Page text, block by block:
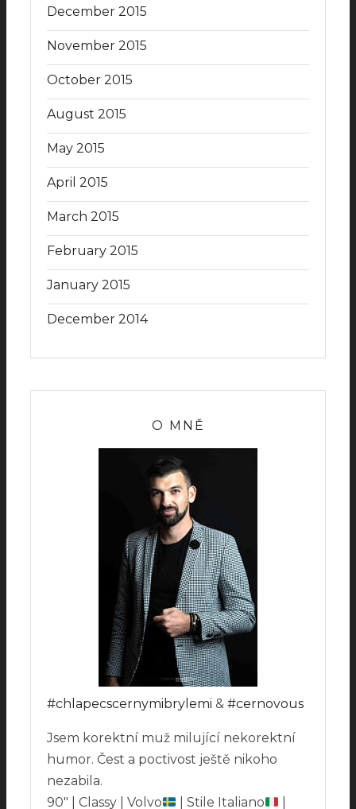
December 2015
November 2015
October 2015
August 2015
May 2015
April 2015
March 2015
February 2015
January 2015
December 2014
O MNĚ
#chlapecscernymibrylemi & #cernovous
Jsem korektní muž milující nekorektní
humor. Čest a poctivost ještě nikoho
nezabila.
90″ | Classy | Volvo
| Stile Italiano